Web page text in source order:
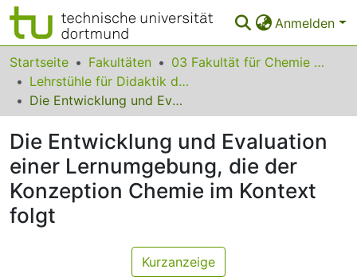
Anmelden
Bereiche & Sammlungen
Das gesamte Repositorium
FAQ
Leitlinien
Zurück zur Startseite
Startseite Fakultäten
03 Fakultät für Chemie und Chemische Biologie
Lehrstühle für Didaktik der Chemie
Die Entwicklung und Evaluation einer Lernumgebung, die der Konzeption Chemie im Kontext folgt
Die Entwicklung und Evaluation
einer Lernumgebung, die der
Konzeption Chemie im Kontext
folgt
Kurzanzeige